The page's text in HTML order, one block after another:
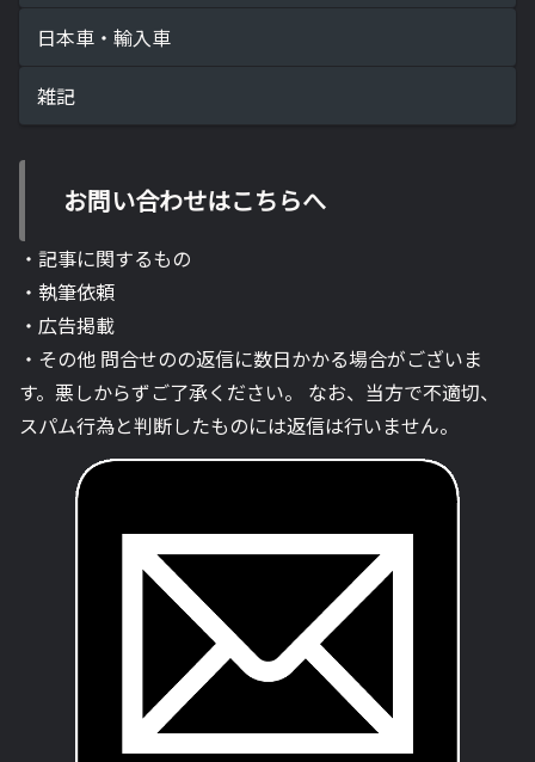
日本車・輸入車
雑記
お問い合わせはこちらへ
・記事に関するもの
・執筆依頼
・広告掲載
・その他 問合せのの返信に数日かかる場合がございま
す。悪しからずご了承ください。 なお、当方で不適切、
スパム行為と判断したものには返信は行いません。